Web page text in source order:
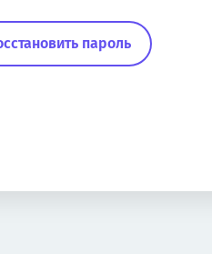
пароль